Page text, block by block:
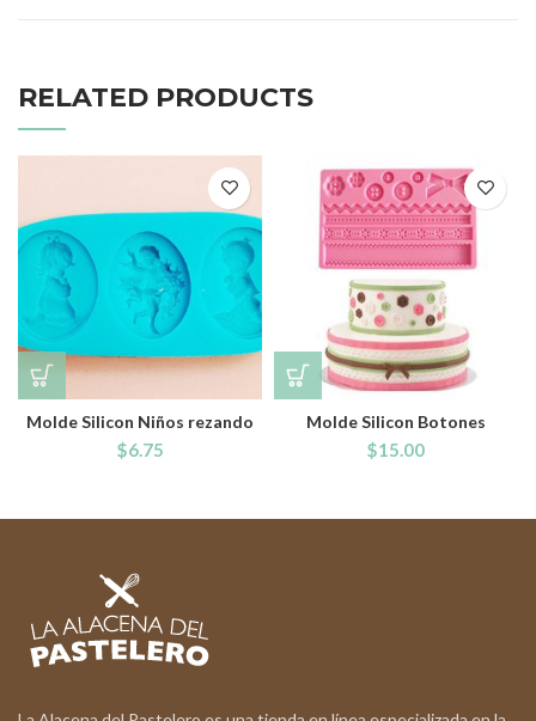
RELATED PRODUCTS
Molde Silicon Niños rezando
$6.75
Molde Silicon Botones
$15.00